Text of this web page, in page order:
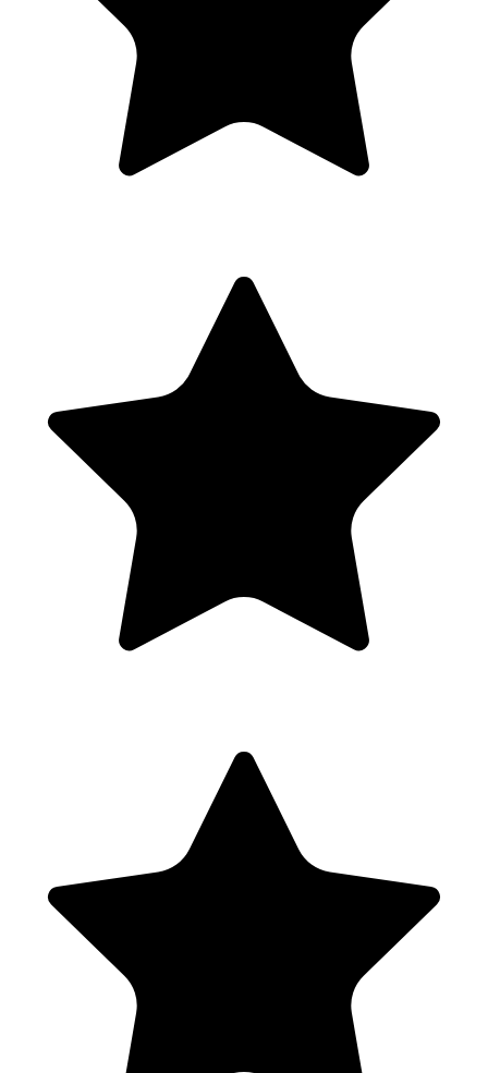
Sauvegardes
Mises à jour WordPress
Bonnes pratiques de gestion du site
Check-list post-formation
Mise en ligne finale du site vitrine